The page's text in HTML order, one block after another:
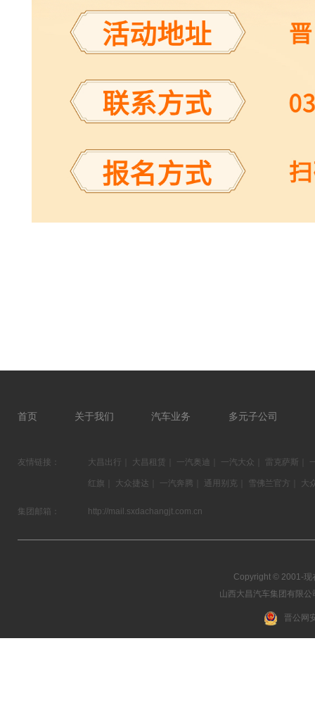
首页 关于我们 汽车业务 多元子公司
友情链接： 大昌出行 大昌租赁 一汽奥迪 一汽大众 雷克萨斯
红旗 大众捷达 一汽奔腾 通用别克 雪佛兰官方 大
集团邮箱： http://mail.sxdachangjt.com.cn
Copyright © 2001-现
山西大昌汽车集团有限
晋公网